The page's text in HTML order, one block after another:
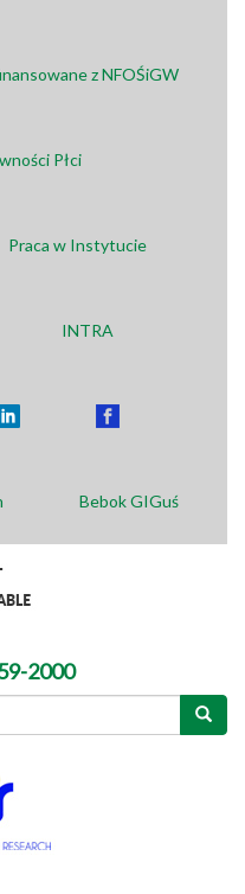
z NFOŚiGW
Płci
Praca w Instytucie
INTRA
Bebok GIGuś
2000